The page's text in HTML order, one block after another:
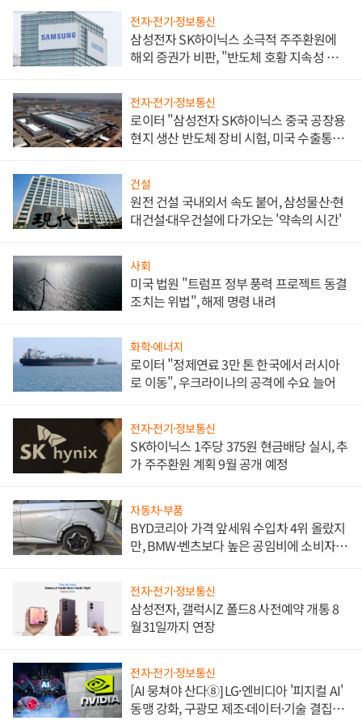
전자·전기·정보통신
삼성전자 SK하이닉스 소극적 주주환원에
해외 증권가 비판, "반도체 호황 지속성 의
전자·전기·정보통신
로이터 "삼성전자 SK하이닉스 중국 공장용
현지 생산 반도체 장비 시험, 미국 수출통제
건설
원전 건설 국내외서 속도 붙어, 삼성물산·현
대건설·대우건설에 다가오는 '약속의 시간'
사회
미국 법원 "트럼프 정부 풍력 프로젝트 동결
조치는 위법", 해제 명령 내려
화학·에너지
로이터 "정제연료 3만 톤 한국에서 러시아
로 이동", 우크라이나의 공격에 수요 늘어
전자·전기·정보통신
SK하이닉스 1주당 375원 현금배당 실시, 추
가 주주환원 계획 9월 공개 예정
자동차·부품
BYD코리아 가격 앞세워 수입차 4위 올랐지
만, BMW·벤츠보다 높은 공임비에 소비자
전자·전기·정보통신
삼성전자, 갤럭시Z 폴드8 사전예약 개통 8
월31일까지 연장
전자·전기·정보통신
[AI 뭉쳐야 산다⑧] LG·엔비디아 '피지컬 AI'
동맹 강화, 구광모 제조·데이터·기술 결집